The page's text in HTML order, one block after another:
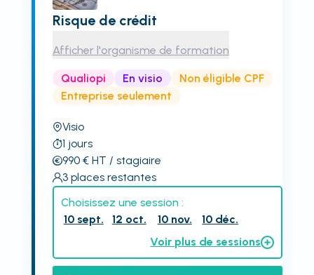
Risque de crédit
Afficher l'organisme de formation
Qualiopi En visio
Non éligible CPF
Entreprise seulement
Visio
1 jours
990€ HT / stagiaire
3 places restantes
Choisissez une session :
10 sept.
12 oct. 10 nov.
10 déc.
Voir plus de sessions